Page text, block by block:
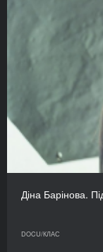
Діна Барінова.
DOCU/КЛАС